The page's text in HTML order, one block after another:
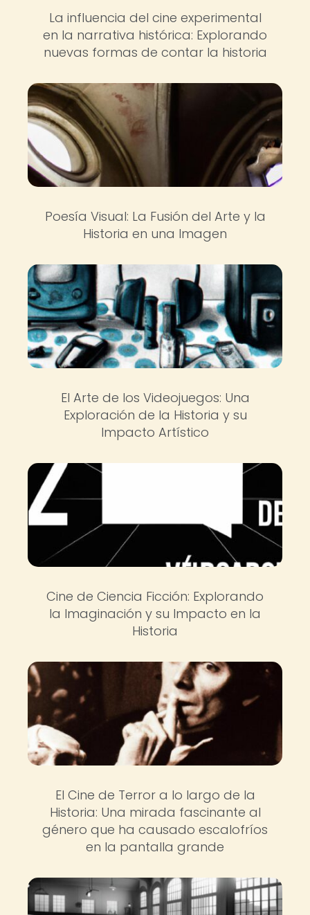
La influencia del cine experimental
en la narrativa histórica: Explorando
nuevas formas de contar la historia
Poesía Visual: La Fusión del Arte y la
Historia en una Imagen
El Arte de los Videojuegos: Una
Exploración de la Historia y su
Impacto Artístico
Cine de Ciencia Ficción: Explorando
la Imaginación y su Impacto en la
Historia
El Cine de Terror a lo largo de la
Historia: Una mirada fascinante al
género que ha causado escalofríos
en la pantalla grande